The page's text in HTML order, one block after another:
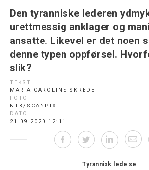
Den tyranniske lederen
urettmessig anklager og
ansatte. Likevel er det noen
denne typen oppførsel.
slik?
TEKST
MARIA CAROLINE SKREDE
FOTO
NTB/SCANPIX
DATO
21.09.2020 12:11
Tyrannisk ledelse